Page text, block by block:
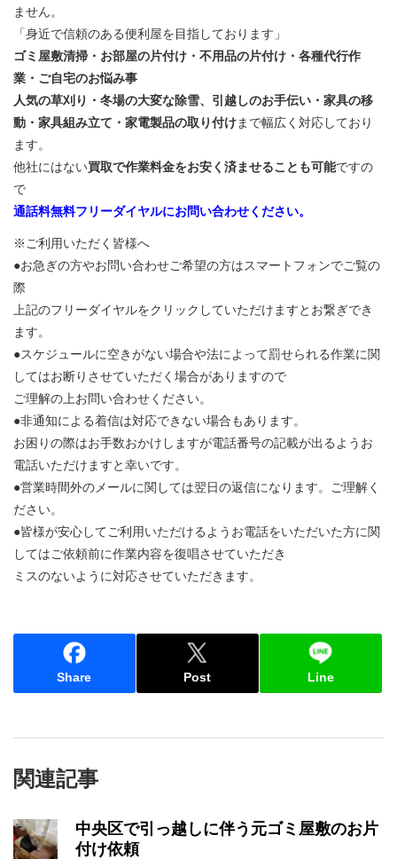
ません。
「身近で信頼のある便利屋を目指しております」
ゴミ屋敷清掃・お部屋の片付け・不用品の片付け・各種代行作
業・ご自宅のお悩み事
人気の草刈り・冬場の大変な除雪、引越しのお手伝い・家具の移
動・家具組み立て・家電製品の取り付けまで幅広く対応しており
ます。
他社にはない買取で作業料金をお安く済ませることも可能ですの
で
通話料無料フリーダイヤルにお問い合わせください。
※ご利用いただく皆様へ
●お急ぎの方やお問い合わせご希望の方はスマートフォンでご覧の
際
上記のフリーダイヤルをクリックしていただけますとお繋ぎでき
ます。
●スケジュールに空きがない場合や法によって罰せられる作業に関
してはお断りさせていただく場合がありますので
ご理解の上お問い合わせください。
●非通知による着信は対応できない場合もあります。
お困りの際はお手数おかけしますが電話番号の記載が出るようお
電話いただけますと幸いです。
●営業時間外のメールに関しては翌日の返信になります。ご理解く
ださい。
●皆様が安心してご利用いただけるようお電話をいただいた方に関
してはご依頼前に作業内容を復唱させていただき
ミスのないように対応させていただきます。
Share Post Line
関連記事
中央区で引っ越しに伴う元ゴミ屋敷のお片
付け依頼